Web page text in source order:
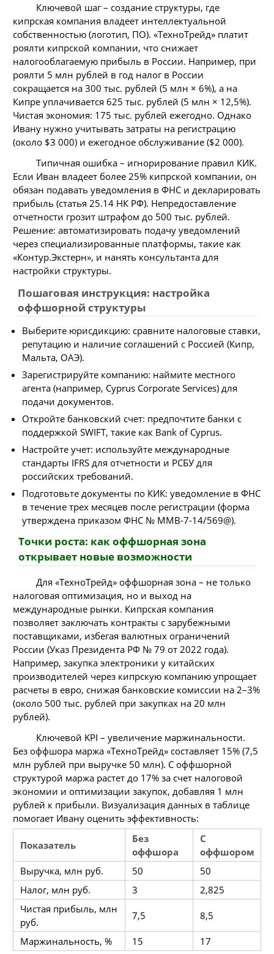
Ключевой шаг – создание структуры, где
кипрская компания владеет интеллектуальной
собственностью (логотип, ПО). «ТехноТрейд» платит
роялти кипрской компании, что снижает
налогооблагаемую прибыль в России. Например, при
роялти 5 млн рублей в год налог в России
сокращается на 300 тыс. рублей (5 млн × 6%), а на
Кипре уплачивается 625 тыс. рублей (5 млн × 12,5%).
Чистая экономия: 175 тыс. рублей ежегодно. Однако
Ивану нужно учитывать затраты на регистрацию
(около $3 000) и ежегодное обслуживание ($2 000).
Типичная ошибка – игнорирование правил КИК.
Если Иван владеет более 25% кипрской компании, он
обязан подавать уведомления в ФНС и декларировать
прибыль (статья 25.14 НК РФ). Непредоставление
отчетности грозит штрафом до 500 тыс. рублей.
Решение: автоматизировать подачу уведомлений
через специализированные платформы, такие как
«Контур.Экстерн», и нанять консультанта для
настройки структуры.
Пошаговая инструкция: настройка
оффшорной структуры
Выберите юрисдикцию: сравните налоговые ставки,
репутацию и наличие соглашений с Россией (Кипр,
Мальта, ОАЭ).
Зарегистрируйте компанию: наймите местного
агента (например, Cyprus Corporate Services) для
подачи документов.
Откройте банковский счет: предпочтите банки с
поддержкой SWIFT, такие как Bank of Cyprus.
Настройте учет: используйте международные
стандарты IFRS для отчетности и РСБУ для
российских требований.
Подготовьте документы по КИК: уведомление в ФНС
в течение трех месяцев после регистрации (форма
утверждена приказом ФНС № ММВ-7-14/569@).
Точки роста: как оффшорная зона
открывает новые возможности
Для «ТехноТрейд» оффшорная зона – не только
налоговая оптимизация, но и выход на
международные рынки. Кипрская компания
позволяет заключать контракты с зарубежными
поставщиками, избегая валютных ограничений
России (Указ Президента РФ № 79 от 2022 года).
Например, закупка электроники у китайских
производителей через кипрскую компанию упрощает
расчеты в евро, снижая банковские комиссии на 2–3%
(около 500 тыс. рублей при закупках на 20 млн
рублей).
Ключевой KPI – увеличение маржинальности.
Без оффшора маржа «ТехноТрейд» составляет 15% (7,5
млн рублей при выручке 50 млн). С оффшорной
структурой маржа растет до 17% за счет налоговой
экономии и оптимизации закупок, добавляя 1 млн
рублей к прибыли. Визуализация данных в таблице
помогает Ивану оценить эффективность:
Показатель
Без
оффшора
С
оффшором
Выручка, млн руб.
50
50
Налог, млн руб.
3
2,825
Чистая прибыль, млн
руб.
7,5 8,5
Маржинальность, % 15
17